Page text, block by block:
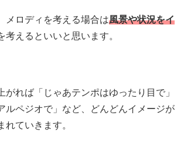
メロディを考える場合は風景や状況をイ
考えるといいと思います。
がれば「じゃあテンポはゆったり目で」
ルペジオで」など、どんどんイメージが
れていきます。